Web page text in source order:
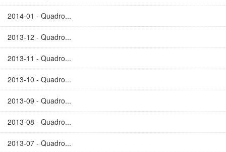
2014-01 - Quadro...
2013-12 - Quadro...
2013-11 - Quadro...
2013-10 - Quadro...
2013-09 - Quadro...
2013-08 - Quadro...
2013-07 - Quadro...